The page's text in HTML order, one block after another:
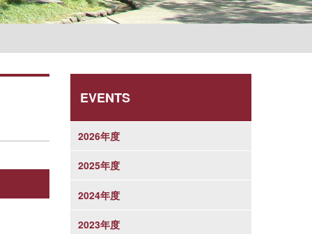
EVENTS
2026年度
2025年度
2024年度
2023年度